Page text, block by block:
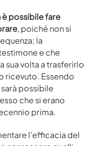
è possibile fare
, poiché non si
la
e che
sua volta a trasferirlo
ricevuto. Essendo
possibile
che si erano
prima.
l’efficacia del